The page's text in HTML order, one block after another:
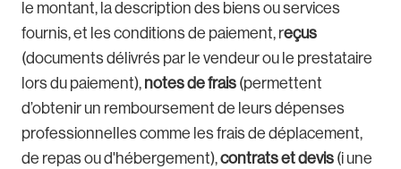
le montant, la description des biens ou services
fournis, et les conditions de paiement, reçus
(documents délivrés par le vendeur ou le prestataire
lors du paiement), notes de frais (permettent
d’obtenir un remboursement de leurs dépenses
professionnelles comme les frais de déplacement,
de repas ou d'hébergement),contrats et devis (i une